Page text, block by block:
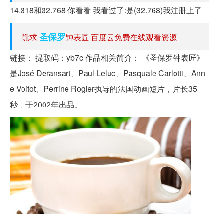
14.318和32.768 你看看 我看过了:是(32.768)我注册上了
跪求圣保罗钟表匠 百度云免费在线观看资源
链接： 提取码：yb7c 作品相关简介： 《圣保罗钟表匠》
是José Deransart、Paul Leluc、Pasquale Carlotti、Ann
e Voitot、Perrine Rogier执导的法国动画短片，片长35
秒，于2002年出品。